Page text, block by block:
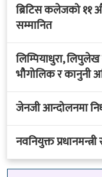
ब्रिटिस कलेजको ११
सम्मानित
लिम्पियाधुरा,
भौगोलिक र कानुनी
जेनजी आन्दोलनमा
नवनियुक्त